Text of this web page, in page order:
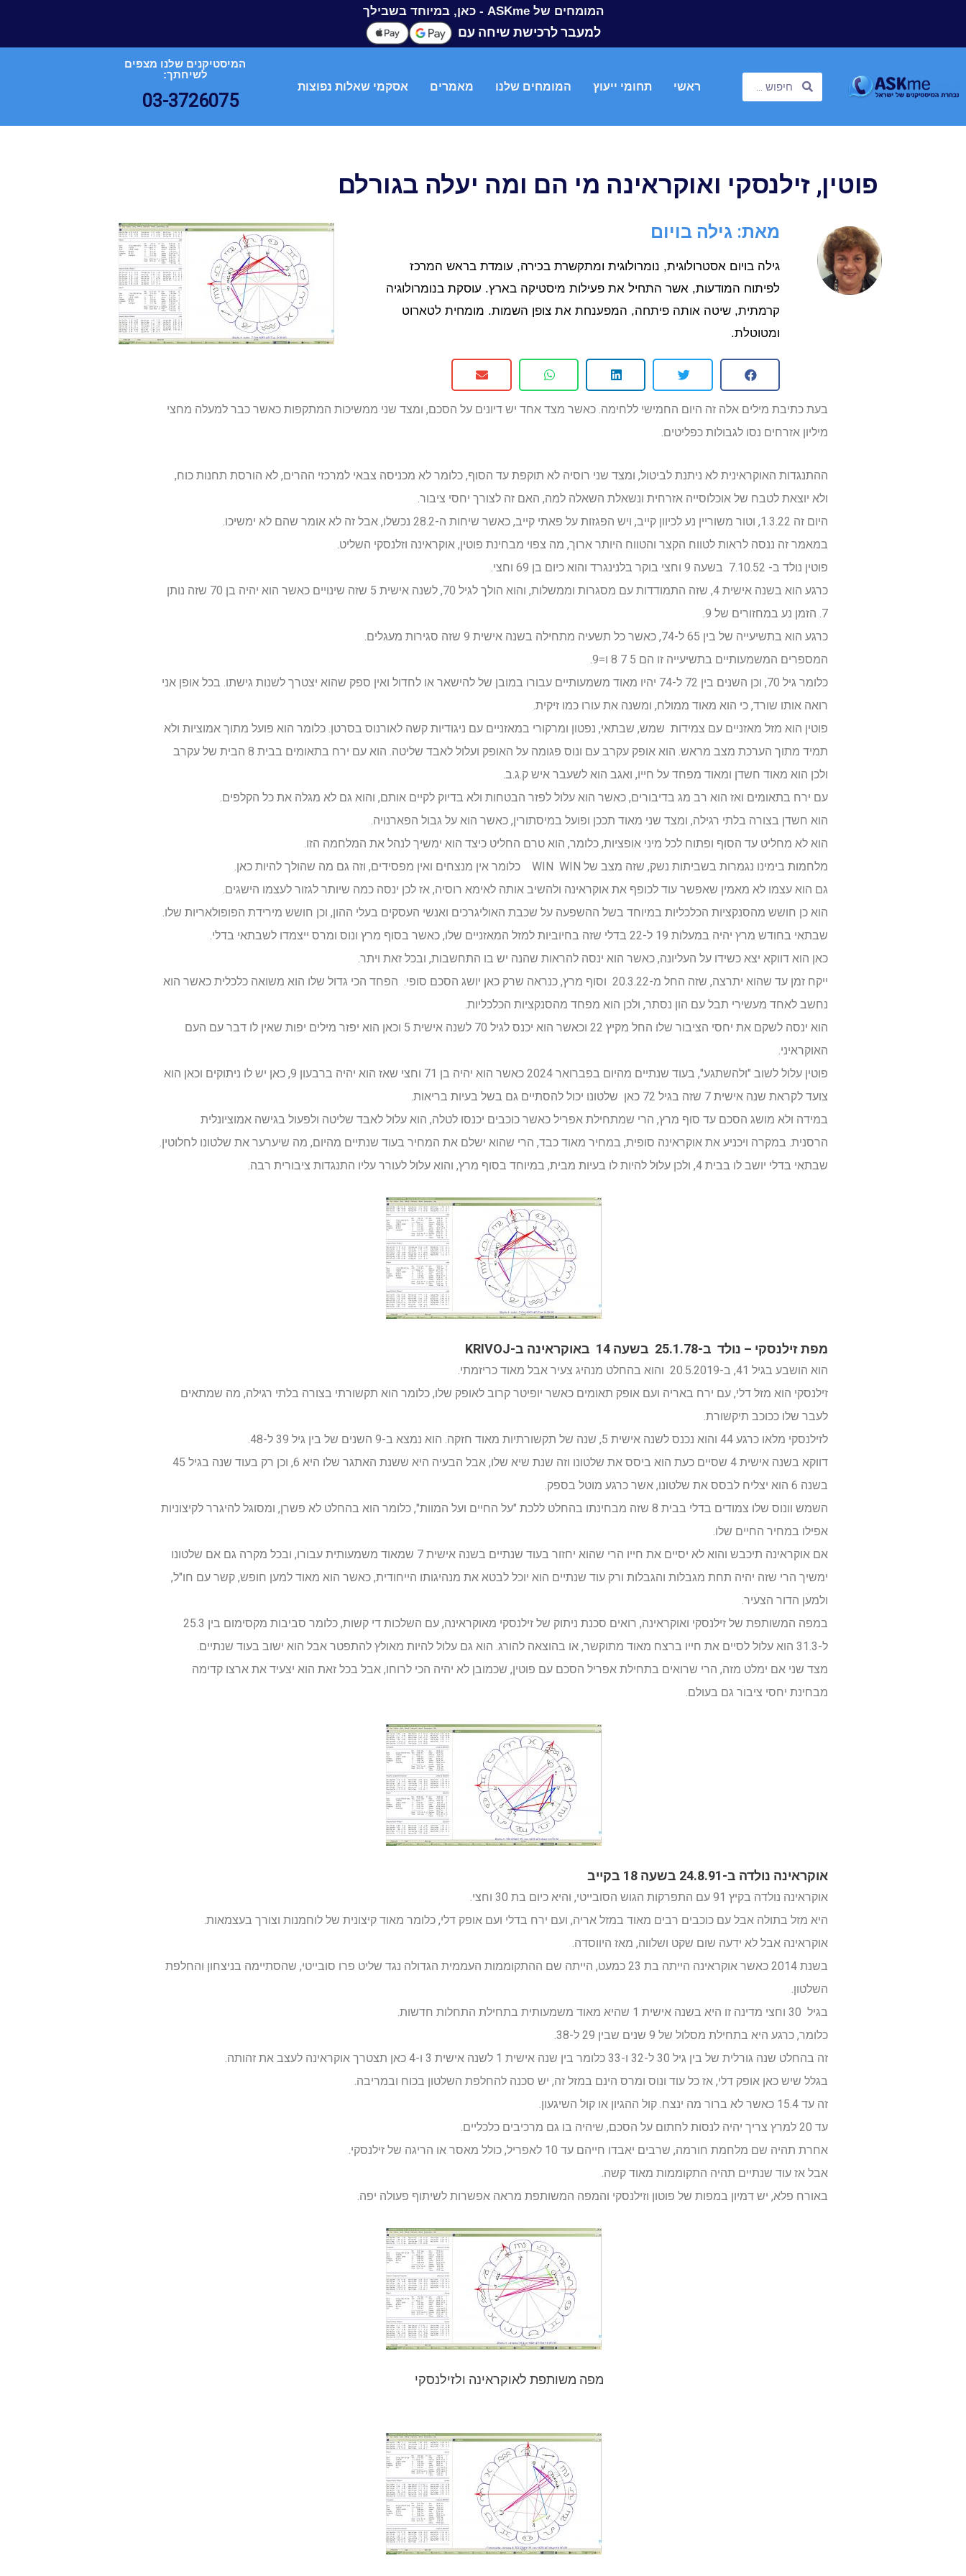
המומחים של ASKme - כאן, במיוחד בשבילך
למעבר לרכישת שיחה עם
ראשי תחומי ייעוץ המומחים שלנו מאמרים אסקמי שאלות נפוצות
המיסטיקנים שלנו מצפים
לשיחתך:
03-3726075
פוטין, זילנסקי ואוקראינה מי הם ומה יעלה בגורלם
מאת: גילה בויום
גילה בויום אסטרולוגית, נומרולוגית ומתקשרת בכירה, עומדת בראש המרכז
לפיתוח המודעות, אשר התחיל את פעילות מיסטיקה בארץ. עוסקת בנומרולוגיה
קרמתית, שיטה אותה פיתחה, המפענחת את צופן השמות. מומחית לטארוט
ומטוטלת.
בעת כתיבת מילים אלה זה היום החמישי ללחימה. כאשר מצד אחד יש דיונים על הסכם, ומצד שני ממשיכות המתקפות כאשר כבר למעלה מחצי
מיליון אזרחים נסו לגבולות כפליטים.
ההתנגדות האוקראינית לא ניתנת לביטול, ומצד שני רוסיה לא תוקפת עד הסוף, כלומר לא מכניסה צבאי למרכזי ההרים, לא הורסת תחנות כוח,
ולא יוצאת לטבח של אוכלוסייה אזרחית ונשאלת השאלה למה, האם זה לצורך יחסי ציבור.
היום זה 1.3.22, וטור משוריין נע לכיוון קייב, ויש הפגזות על פאתי קייב, כאשר שיחות ה-28.2 נכשלו, אבל זה לא אומר שהם לא ימשיכו.
במאמר זה ננסה לראות לטווח הקצר והטווח היותר ארוך, מה צפוי מבחינת פוטין, אוקראינה וזלנסקי השליט.
פוטין נולד ב- 7.10.52 בשעה 9 וחצי בוקר בלנינגרד והוא כיום בן 69 וחצי.
כרגע הוא בשנה אישית 4, שזה התמודדות עם מסגרות וממשלות, והוא הולך לגיל 70, לשנה אישית 5 שזה שינויים כאשר הוא יהיה בן 70 שזה נותן
7. הזמן נע במחזורים של 9.
כרגע הוא בתשיעייה של בין 65 ל-74, כאשר כל תשעיה מתחילה בשנה אישית 9 שזה סגירות מעגלים.
המספרים המשמעותיים בתשיעייה זו הם 5 7 8 ו=9.
כלומר גיל 70, וכן השנים בין 72 ל-74 יהיו מאוד משמעותיים עבורו במובן של להישאר או לחדול ואין ספק שהוא יצטרך לשנות גישתו. בכל אופן אני
רואה אותו שורד, כי הוא מאוד ממולח, ומשנה את עורו כמו זיקית.
פוטין הוא מזל מאזניים עם צמידות שמש, שבתאי, נפטון ומרקורי במאזניים עם ניגודיות קשה לאורנוס בסרטן. כלומר הוא פועל מתוך אמוציות ולא
תמיד מתוך הערכת מצב מראש. הוא אופק עקרב עם ונוס פגומה על האופק ועלול לאבד שליטה. הוא עם ירח בתאומים בבית 8 הבית של עקרב
ולכן הוא מאוד חשדן ומאוד מפחד על חייו, ואגב הוא לשעבר איש ק.ג.ב.
עם ירח בתאומים ואז הוא רב מג בדיבורים, כאשר הוא עלול לפזר הבטחות ולא בדיוק לקיים אותם, והוא גם לא מגלה את כל הקלפים.
הוא חשדן בצורה בלתי רגילה, ומצד שני מאוד תככן ופועל במיסתורין, כאשר הוא על גבול הפארנויה.
הוא לא מחליט עד הסוף ופתוח לכל מיני אופציות, כלומר, הוא טרם החליט כיצד הוא ימשיך לנהל את המלחמה הזו.
מלחמות בימינו נגמרות בשביתות נשק, שזה מצב של WIN WIN כלומר אין מנצחים ואין מפסידים, וזה גם מה שהולך להיות כאן.
גם הוא עצמו לא מאמין שאפשר עוד לכופף את אוקראינה ולהשיב אותה לאימא רוסיה, אז לכן ינסה כמה שיותר לגזור לעצמו הישגים.
הוא כן חושש מהסנקציות הכלכליות במיוחד בשל ההשפעה על שכבת האוליגרכים ואנשי העסקים בעלי ההון, וכן חושש מירידת הפופולאריות שלו.
שבתאי בחודש מרץ יהיה במעלות 19 ל-22 בדלי שזה בחיוביות למזל המאזניים שלו, כאשר בסוף מרץ ונוס ומרס ייצמדו לשבתאי בדלי.
כאן הוא דווקא יצא כשידו על העליונה, כאשר הוא ינסה להראות שהנה יש בו התחשבות, ובכל זאת ויתר.
ייקח זמן עד שהוא יתרצה, שזה החל מ-20.3.22 וסוף מרץ, כנראה שרק כאן יושג הסכם סופי. הפחד הכי גדול שלו הוא משואה כלכלית כאשר הוא
נחשב לאחד מעשירי תבל עם הון נסתר, ולכן הוא מפחד מהסנקציות הכלכליות.
הוא ינסה לשקם את יחסי הציבור שלו החל מקיץ 22 וכאשר הוא יכנס לגיל 70 לשנה אישית 5 וכאן הוא יפזר מילים יפות שאין לו דבר עם העם
האוקראיני.
פוטין עלול לשוב "ולהשתגע", בעוד שנתיים מהיום בפברואר 2024 כאשר הוא יהיה בן 71 וחצי שאז הוא יהיה ברבעון 9, כאן יש לו ניתוקים וכאן הוא
צועד לקראת שנה אישית 7 שזה בגיל 72 כאן שלטונו יכול להסתיים גם בשל בעיות בריאות.
במידה ולא מושג הסכם עד סוף מרץ, הרי שמתחילת אפריל כאשר כוכבים יכנסו לטלה, הוא עלול לאבד שליטה ולפעול בגישה אמוציונלית
הרסנית. במקרה ויכניע את אוקראינה סופית, במחיר מאוד כבד, הרי שהוא ישלם את המחיר בעוד שנתיים מהיום, מה שיערער את שלטונו לחלוטין.
שבתאי בדלי יושב לו בבית 4, ולכן עלול להיות לו בעיות מבית, במיוחד בסוף מרץ, והוא עלול לעורר עליו התנגדות ציבורית רבה.
מפת זילנסקי – נולד ב-25.1.78 בשעה 14 באוקראינה ב-KRIVOJ
הוא הושבע בגיל 41, ב-20.5.2019 והוא בהחלט מנהיג צעיר אבל מאוד כריזמתי.
זילנסקי הוא מזל דלי, עם ירח באריה ועם אופק תאומים כאשר יופיטר קרוב לאופק שלו, כלומר הוא תקשורתי בצורה בלתי רגילה, מה שמתאים
לעבר שלו ככוכב תיקשורת.
לזילנסקי מלאו כרגע 44 והוא נכנס לשנה אישית 5, שנה של תקשורתיות מאוד חזקה. הוא נמצא ב-9 השנים של בין גיל 39 ל-48.
דווקא בשנה אישית 4 שסיים כעת הוא ביסס את שלטונו וזה שנת שיא שלו, אבל הבעיה היא ששנת האתגר שלו היא 6, וכן רק בעוד שנה בגיל 45
בשנה 6 הוא יצליח לבסס את שלטונו, אשר כרגע מוטל בספק.
השמש וונוס שלו צמודים בדלי בבית 8 שזה מבחינתו בהחלט ללכת "על החיים ועל המוות", כלומר הוא בהחלט לא פשרן, ומסוגל להיגרר לקיצוניות
אפילו במחיר החיים שלו.
אם אוקראינה תיכבש והוא לא יסיים את חייו הרי שהוא יחזור בעוד שנתיים בשנה אישית 7 שמאוד משמעותית עבורו, ובכל מקרה גם אם שלטונו
ימשיך הרי שזה יהיה תחת מגבלות והגבלות ורק עוד שנתיים הוא יוכל לבטא את מנהיגותו הייחודית, כאשר הוא מאוד למען חופש, קשר עם חו"ל,
ולמען הדור הצעיר.
במפה המשותפת של זילנסקי ואוקראינה, רואים סכנת ניתוק של זילנסקי מאוקראינה, עם השלכות די קשות, כלומר סביבות מקסימום בין 25.3
ל-31.3 הוא עלול לסיים את חייו ברצח מאוד מתוקשר, או בהוצאה להורג. הוא גם עלול להיות מאולץ להתפטר אבל הוא ישוב בעוד שנתיים.
מצד שני אם ימלט מזה, הרי שרואים בתחילת אפריל הסכם עם פוטין, שכמובן לא יהיה הכי לרוחו, אבל בכל זאת הוא יצעיד את ארצו קדימה
מבחינת יחסי ציבור גם בעולם.
אוקראינה נולדה ב-24.8.91 בשעה 18 בקייב
אוקראינה נולדה בקיץ 91 עם התפרקות הגוש הסובייטי, והיא כיום בת 30 וחצי.
היא מזל בתולה אבל עם כוכבים רבים מאוד במזל אריה, ועם ירח בדלי ועם אופק דלי, כלומר מאוד קיצונית של לוחמנות וצורך בעצמאות.
אוקראינה אבל לא ידעה שום שקט ושלווה, מאז היווסדה.
בשנת 2014 כאשר אוקראינה הייתה בת 23 כמעט, הייתה שם ההתקוממות העממית הגדולה נגד שליט פרו סובייטי, שהסתיימה בניצחון והחלפת
השלטון.
בגיל 30 וחצי מדינה זו היא בשנה אישית 1 שהיא מאוד משמעותית בתחילת התחלות חדשות.
כלומר, כרגע היא בתחילת מסלול של 9 שנים שבין 29 ל-38.
זה בהחלט שנה גורלית של בין גיל 30 ל-32 ו-33 כלומר בין שנה אישית 1 לשנה אישית 3 ו-4 כאן תצטרך אוקראינה לעצב את זהותה.
בגלל שיש כאן אופק דלי, אז כל עוד ונוס ומרס הינם במזל זה, יש סכנה להחלפת השלטון בכוח ובמריבה.
זה עד 15.4 כאשר לא ברור מה ינצח. קול ההגיון או קול השיגעון.
עד 20 למרץ צריך יהיה לנסות לחתום על הסכם, שיהיה בו גם מרכיבים כלכליים.
אחרת תהיה שם מלחמת חורמה, שרבים יאבדו חייהם עד 10 לאפריל, כולל מאסר או הריגה של זילנסקי.
אבל אז עוד שנתיים תהיה התקוממות מאוד קשה.
באורח פלא, יש דמיון במפות של פוטון וזילנסקי והמפה המשותפת מראה אפשרות לשיתוף פעולה יפה.
מפה משותפת לאוקראינה ולזילנסקי